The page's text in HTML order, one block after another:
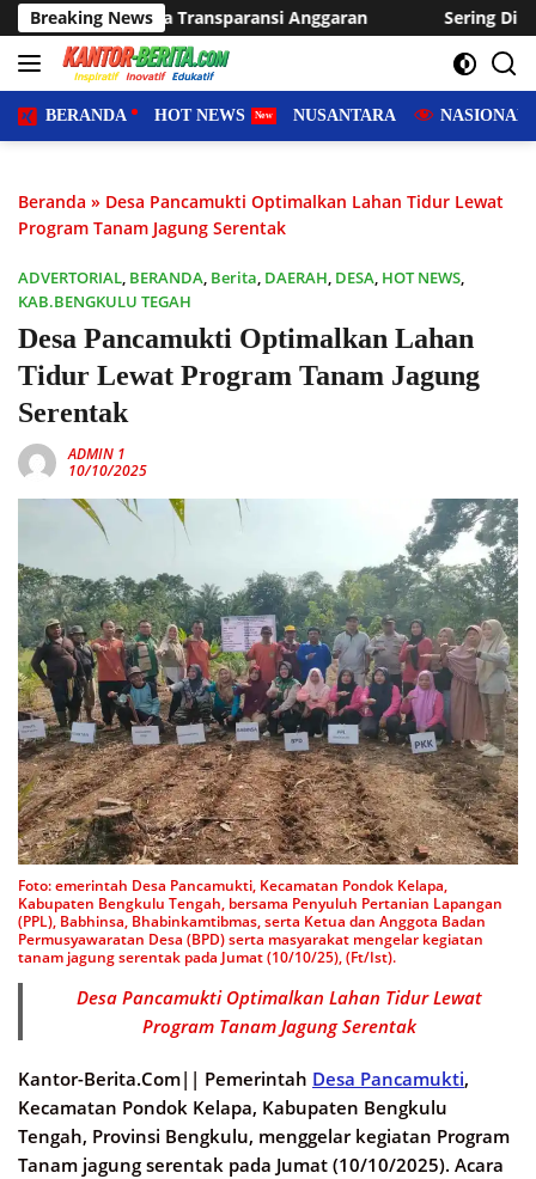
Langsung
ke
konten
Breaking News
Anggaran Sering Dilanda Genangan, Desa
BERANDA HOT NEWS NUSANTARA NASIONAL
Beranda » Desa Pancamukti Optimalkan Lahan Tidur Lewat
Program Tanam Jagung Serentak
ADVERTORIAL, BERANDA, Berita, DAERAH, DESA, HOT NEWS,
KAB.BENGKULU TEGAH
Desa Pancamukti Optimalkan Lahan
Tidur Lewat Program Tanam Jagung
Serentak
ADMIN 1
10/10/2025
Foto: emerintah Desa Pancamukti, Kecamatan Pondok Kelapa,
Kabupaten Bengkulu Tengah, bersama Penyuluh Pertanian Lapangan
(PPL), Babhinsa, Bhabinkamtibmas, serta Ketua dan Anggota Badan
Permusyawaratan Desa (BPD) serta masyarakat mengelar kegiatan
tanam jagung serentak pada Jumat (10/10/25), (Ft/Ist).
Desa Pancamukti Optimalkan Lahan Tidur Lewat
Program Tanam Jagung Serentak
Kantor-Berita.Com|| Pemerintah Desa Pancamukti,
Kecamatan Pondok Kelapa, Kabupaten Bengkulu
Tengah, Provinsi Bengkulu, menggelar kegiatan Program
Tanam jagung serentak pada Jumat (10/10/2025). Acara